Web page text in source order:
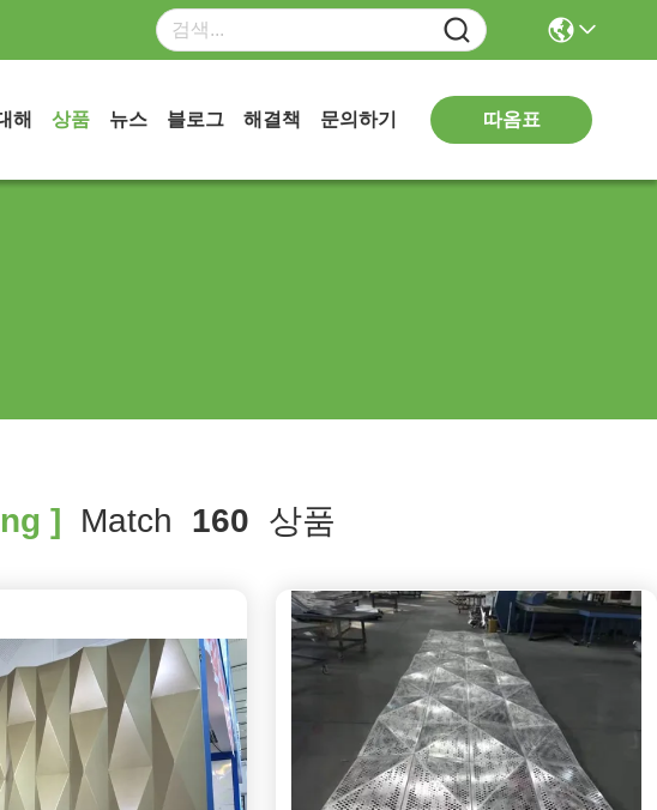
해 상품 뉴스 블로그 해결책 문의하기 따옴표
] Match 160 상품